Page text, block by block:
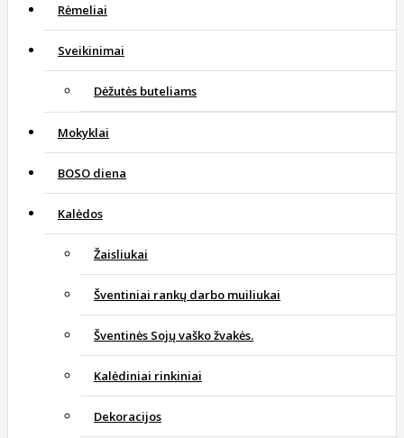
Rėmeliai
Sveikinimai
Dėžutės buteliams
Mokyklai
BOSO diena
Kalėdos
Žaisliukai
Šventiniai rankų darbo muiliukai
Šventinės Sojų vaško žvakės.
Kalėdiniai rinkiniai
Dekoracijos